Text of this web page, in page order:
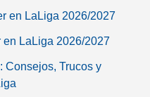
en LaLiga 2026/2027
LaLiga 2026/2027
Consejos, Trucos y